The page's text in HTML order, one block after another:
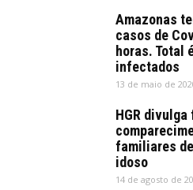
Amazonas
casos de
horas. Total
infectados
13 de maio de
HGR
familiares
idoso
14 de agosto de